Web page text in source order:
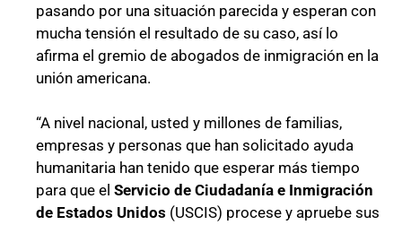
pasando por una situación parecida y esperan con
mucha tensión el resultado de su caso, así lo
afirma el gremio de abogados de inmigración en la
unión americana.
“A nivel nacional, usted y millones de familias,
empresas y personas que han solicitado ayuda
humanitaria han tenido que esperar más tiempo
para que el Servicio de Ciudadanía e Inmigración
de Estados Unidos (USCIS) procese y apruebe sus